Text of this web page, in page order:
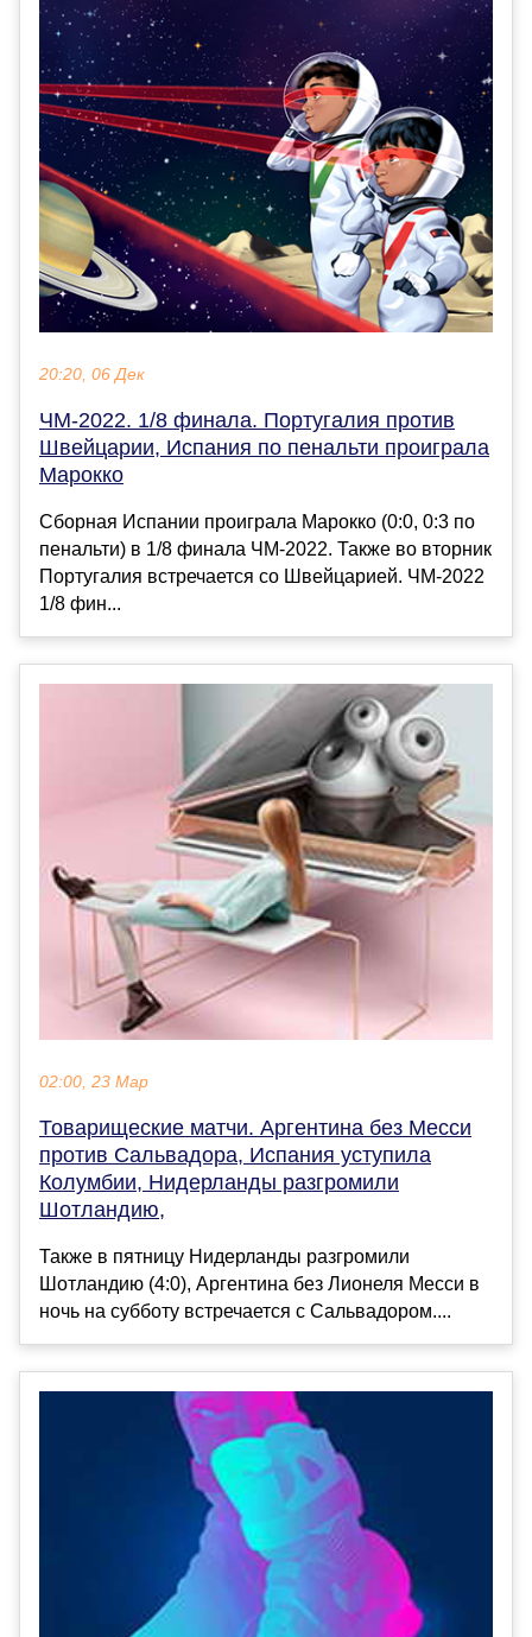
20:20, 06 Дек
ЧМ-2022. 1/8 финала. Португалия против
Швейцарии, Испания по пенальти проиграла
Марокко
Сборная Испании проиграла Марокко (0:0, 0:3 по
пенальти) в 1/8 финала ЧМ-2022. Также во вторник
Португалия встречается со Швейцарией. ЧМ-2022
1/8 фин...
02:00, 23 Мар
Товарищеские матчи. Аргентина без Месси
против Сальвадора, Испания уступила
Колумбии, Нидерланды разгромили
Шотландию,
Также в пятницу Нидерланды разгромили
Шотландию (4:0), Аргентина без Лионеля Месси в
ночь на субботу встречается с Сальвадором....